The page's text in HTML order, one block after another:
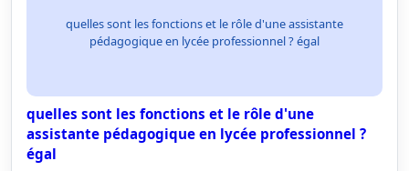
quelles sont les fonctions et le rôle d'une assistante
pédagogique en lycée professionnel ? égal
quelles sont les fonctions et le rôle d'une
assistante pédagogique en lycée professionnel ?
égal